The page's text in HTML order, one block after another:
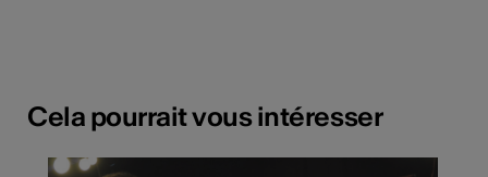
Cela pourrait vous intéresser